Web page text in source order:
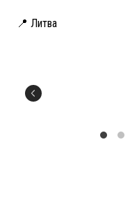
📍 Литва